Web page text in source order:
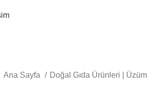
Ana Sayfa Doğal Gıda Ürünleri |